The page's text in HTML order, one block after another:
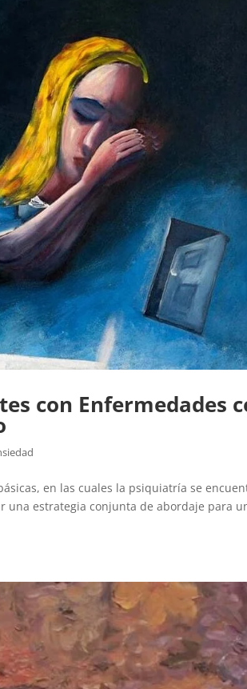
con Enfermedades
en las cuales la psiquiatría se
una estrategia conjunta de abordaje para